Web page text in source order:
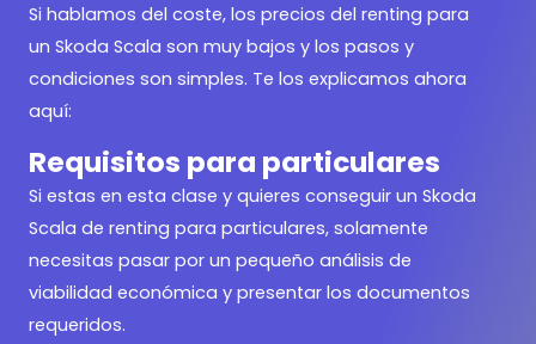
Si hablamos del coste, los precios del renting para
un Skoda Scala son muy bajos y los pasos y
condiciones son simples. Te los explicamos ahora
aquí:
Requisitos para particulares
Si estas en esta clase y quieres conseguir un Skoda
Scala de renting para particulares, solamente
necesitas pasar por un pequeño análisis de
viabilidad económica y presentar los documentos
requeridos.